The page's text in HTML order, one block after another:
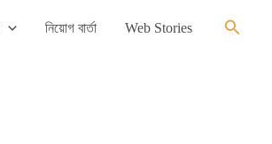
নিয়োগ বাৰ্তা Web Stories Search